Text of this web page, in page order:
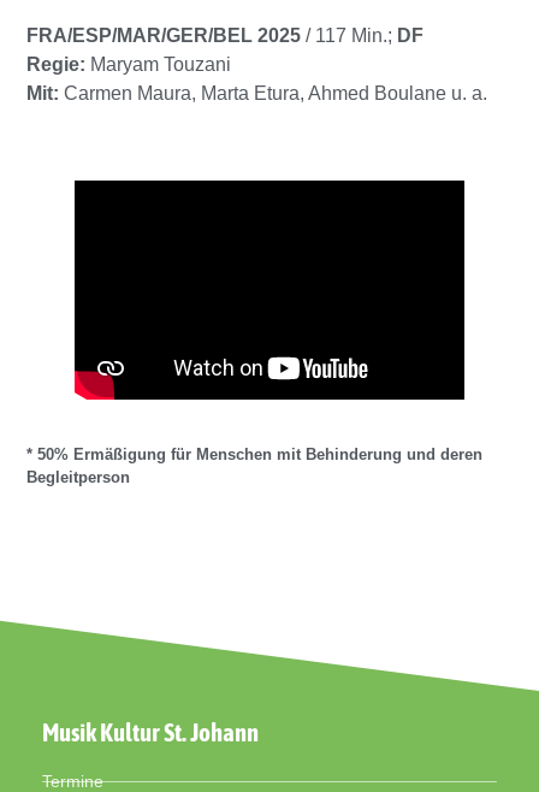
FRA/ESP/MAR/GER/BEL 2025 / 117 Min.; DF
Regie: Maryam Touzani
Mit: Carmen Maura, Marta Etura, Ahmed Boulane u. a.
* 50% Ermäßigung für Menschen mit Behinderung und deren
Begleitperson
Musik Kultur St. Johann
Termine